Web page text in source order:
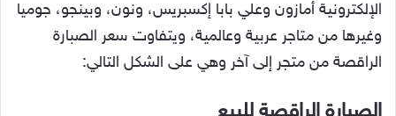
الإلكترونية أمازون وعلي بابا إكسبريس، ونون، وبينجو، جوميا
وغيرها من متاجر عربية وعالمية، ويتفاوت سعر الصبارة
الراقصة من متجر إلى آخر وهي على الشكل التالي: